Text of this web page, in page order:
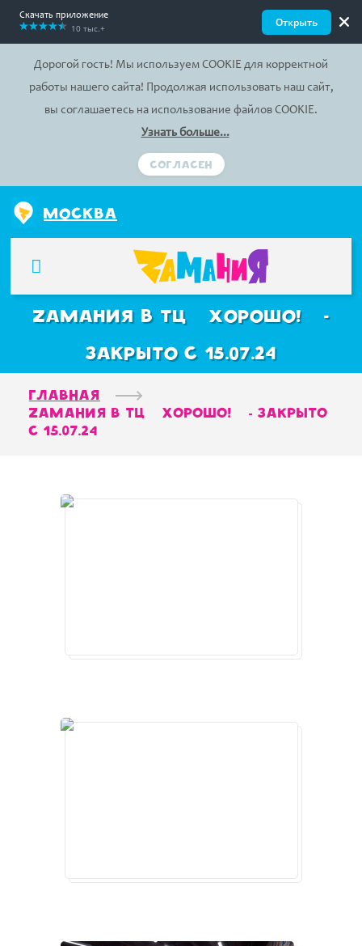
Скачать приложение
10 тыс.+ Открыть
Дорогой гость! Мы используем COOKIE для корректной
работы нашего сайта! Продолжая использовать наш сайт,
вы соглашаетесь на использование файлов COOKIE.
Узнать больше...
СОГЛАСЕН
Zамания в ТЦ "Хорошо!" -
закрыто с 15.07.24
Главная
Zамания в ТЦ "Хорошо!" - закрыто
с 15.07.24